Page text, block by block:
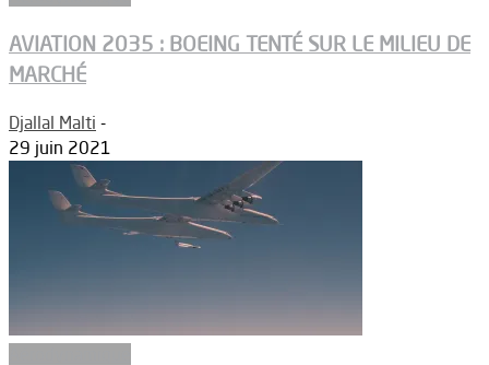
AVIATION 2035 : BOEING TENTÉ SUR LE MILIEU DE
MARCHÉ
Djallal Malti -
29 juin 2021